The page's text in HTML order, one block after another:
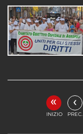
«
INIZIO
‹
PREC.